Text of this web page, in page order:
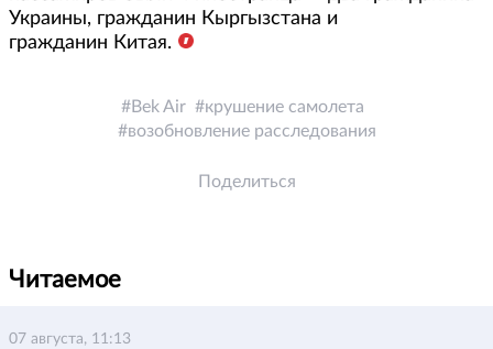
Украины, гражданин Кыргызстана и
гражданин Китая.
Bek Air
крушение самолета
возобновление расследования
Поделиться
Читаемое
07 августа, 11:13